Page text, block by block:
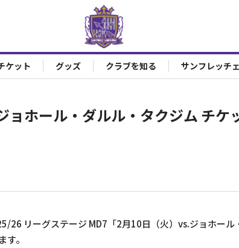
ケット グッズ クラブを知る サンフレッチ
ョホール・ダルル・タクジム チケ
26 リーグステージ MD7「2月10日（火）vs.ジョホール
。